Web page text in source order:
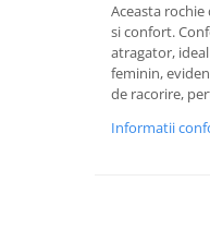
Aceasta
si confort.
atragator,
feminin,
de racorire,
Informatii